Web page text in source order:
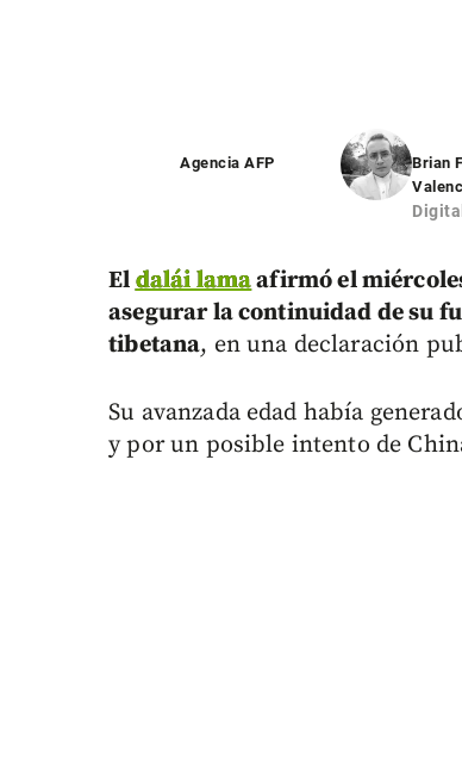
Agencia AFP
Brian
Eldalái lamaafirmó el
asegurar la continuidad de su
tibetana, en una declaración
Su avanzada edad había
y por un posible intento de